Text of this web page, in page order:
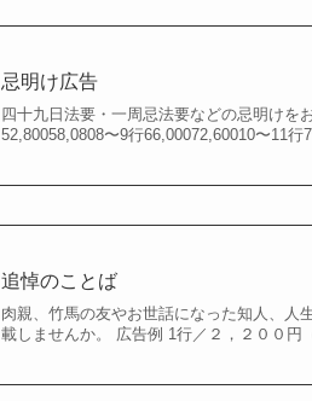
忌明け広告
四十九日法要・一周忌法要などの忌明けを
52,80058,0808〜9行66,00072,60010〜11
追悼のことば
肉親、竹馬の友やお世話になった知人、人
載しませんか。 広告例 1行／２，２００